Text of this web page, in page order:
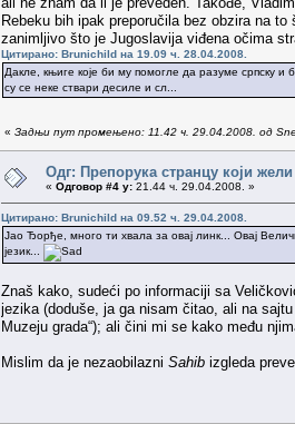
Rebeku bih ipak preporučila bez obzira na
zanimljivo što je Jugoslavija viđena očima
Цитирано: Brunichild на 19.09 ч. 28.04.2008.
Дакле, књиге које би му помогле да разуме српску и
су се неке ствари десиле и сл...
« Задњи пут промењено: 11.42 ч. 29.04.2008. од
Одг: Препорука странцу који
« Одговор #4 у: 21.44 ч. 29.04.2008. »
Цитирано: Brunichild на 09.52 ч. 29.04.2008.
Јао Ђорђе, много ти хвала за овај линк... Овај
језик...
Znaš kako, sudeći po informaciji sa
jezika (doduše, ja ga nisam čitao, ali na
Muzeju grada“); ali čini mi se kako među
Mislim da je nezaobilazni Sahib izgleda